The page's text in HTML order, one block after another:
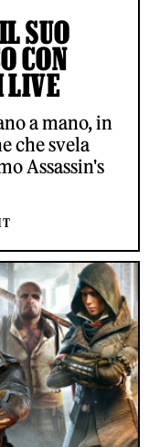
SUO
CON
LIVE
a mano, in
che svela
Assassin's